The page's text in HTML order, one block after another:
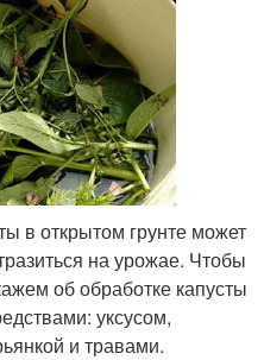
в открытом грунте может
на урожае. Чтобы
об обработке капусты
уксусом,
и травами.